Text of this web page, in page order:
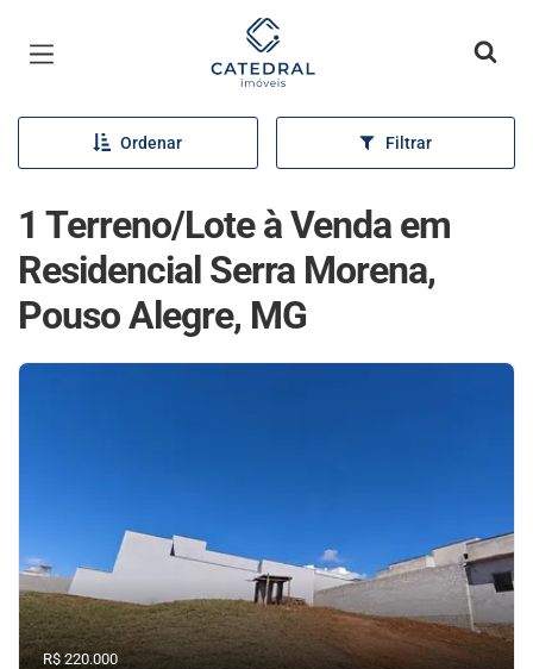
Página inicial
Ordenar Filtrar
1 Terreno/Lote à Venda em
Residencial Serra Morena,
Pouso Alegre, MG
R$ 220.000